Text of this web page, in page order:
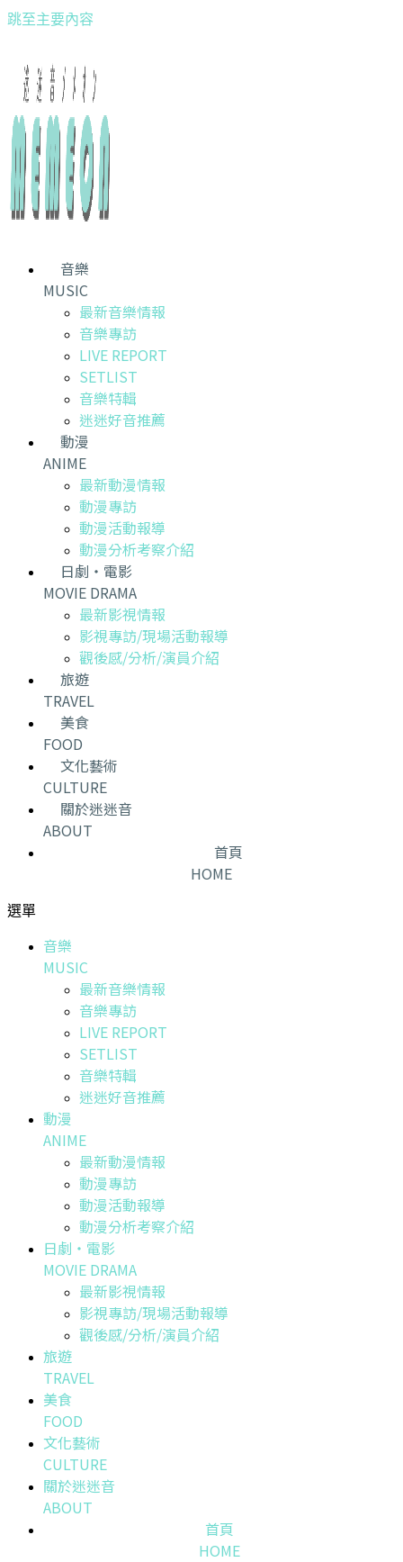
跳至主要內容
音樂
MUSIC
最新音樂情報
音樂專訪
LIVE REPORT
SETLIST
音樂特輯
迷迷好音推薦
動漫
ANIME
最新動漫情報
動漫專訪
動漫活動報導
動漫分析考察介紹
日劇・電影
MOVIE DRAMA
最新影視情報
影視專訪/現場活動報導
觀後感/分析/演員介紹
旅遊
TRAVEL
美食
FOOD
文化藝術
CULTURE
關於迷迷音
ABOUT
首頁
HOME
選單
音樂
MUSIC
最新音樂情報
音樂專訪
LIVE REPORT
SETLIST
音樂特輯
迷迷好音推薦
動漫
ANIME
最新動漫情報
動漫專訪
動漫活動報導
動漫分析考察介紹
日劇・電影
MOVIE DRAMA
最新影視情報
影視專訪/現場活動報導
觀後感/分析/演員介紹
旅遊
TRAVEL
美食
FOOD
文化藝術
CULTURE
關於迷迷音
ABOUT
首頁
HOME